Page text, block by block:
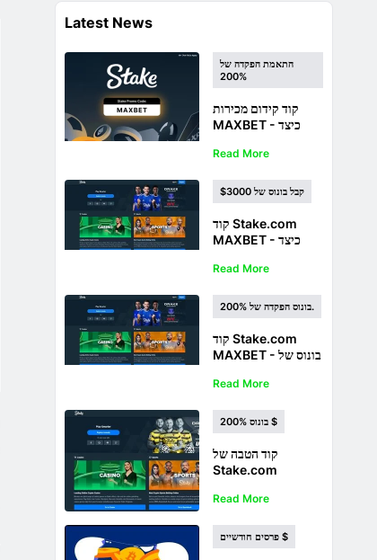
Latest News
התאמת הפקדה של
200%
קוד קידום מכירות
MAXBET - כיצד
Read More
קבל בונוס של $3000
קוד Stake.com
MAXBET - כיצד
$3000
Read More
בונוס הפקדה של 200%.
קוד Stake.com
MAXBET - בונוס של
חדשים
Read More
200% בונוס $
קוד הטבה של
Stake.com
בונוס של עד $ 1000
Read More
פרסים חודשיים $